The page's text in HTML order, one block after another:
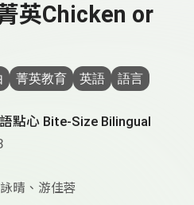
英Chicken or
菁英教育 英語 語言
點心 Bite-Size Bilingual
晴、游佳蓉